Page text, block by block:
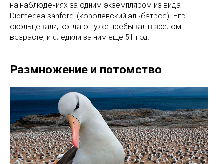
на наблюдениях за одним экземпляром из вида
Diomedea sanfordi (королевский альбатрос). Его
окольцевали, когда он уже пребывал в зрелом
возрасте, и следили за ним еще 51 год.
Размножение и потомство